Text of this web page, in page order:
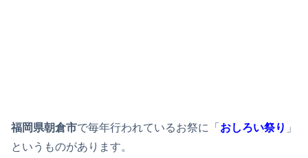
福岡県朝倉市で毎年行われているお祭に「 おしろい祭り 」
というものがあります。